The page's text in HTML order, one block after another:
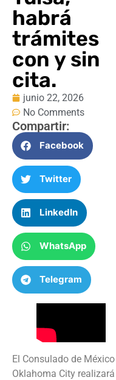
habrá
trámites
con y sin
cita.
junio 22, 2026
No Comments
Compartir:
Facebook
Twitter
LinkedIn
WhatsApp
Telegram
El Consulado de México
Oklahoma City realizará